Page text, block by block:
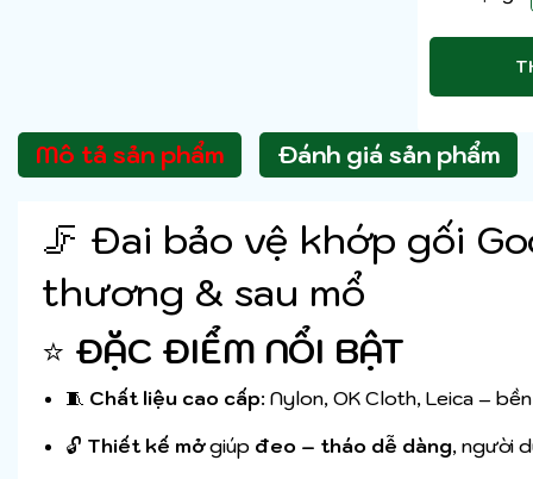
Mô tả sản phẩm Đánh giá sản phẩm
🦵 Đai bảo vệ khớp gối
thương & sau mổ
⭐ ĐẶC ĐIỂM NỔI BẬT
🧵 Chất liệu cao cấp: Nylon, OK Cloth, Leica –
🔓 Thiết kế mởgiúp đeo – tháo dễ dàng, người